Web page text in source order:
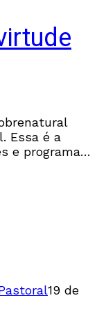
Essa é a
e programas
19 de